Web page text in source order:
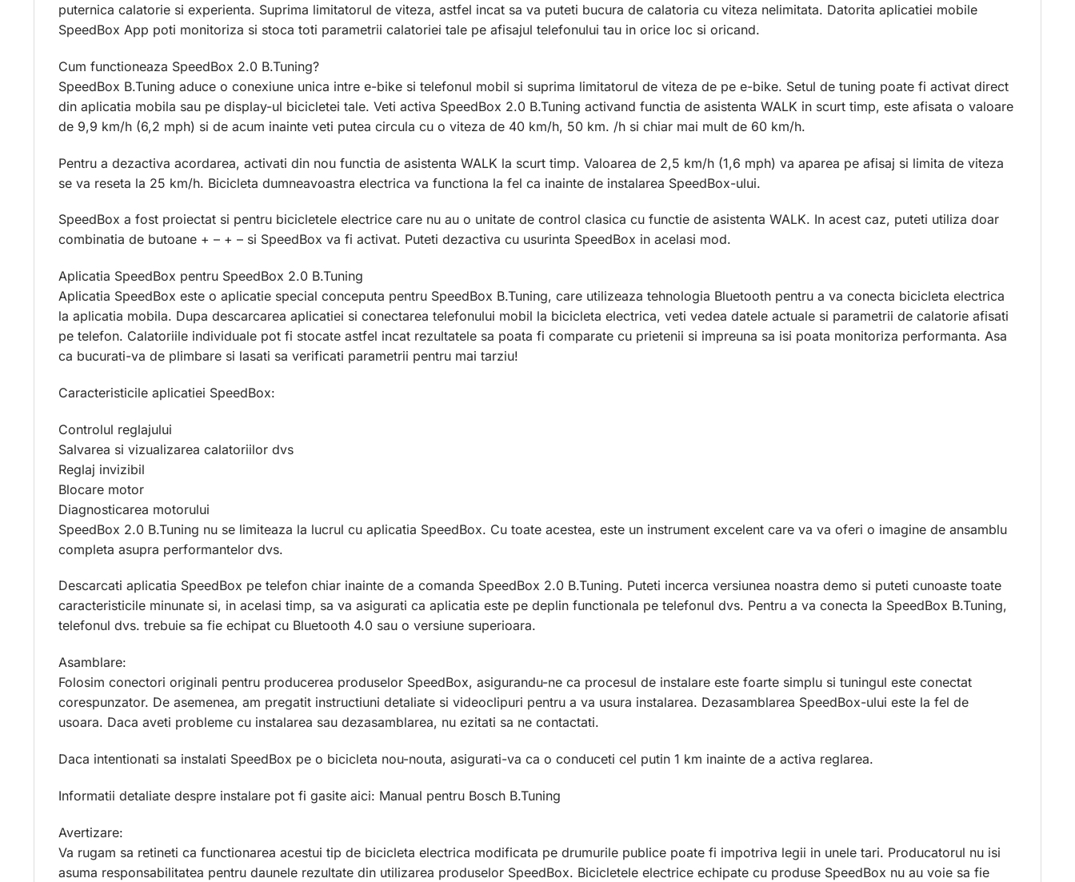
puternica calatorie si experienta. Suprima limitatorul de viteza, astfel incat sa va puteti bucura de calatoria cu viteza nelimitata. Datorita aplicatiei mobile
SpeedBox App poti monitoriza si stoca toti parametrii calatoriei tale pe afisajul telefonului tau in orice loc si oricand.
Cum functioneaza SpeedBox 2.0 B.Tuning?
SpeedBox B.Tuning aduce o conexiune unica intre e-bike si telefonul mobil si suprima limitatorul de viteza de pe e-bike. Setul de tuning poate fi activat direct
din aplicatia mobila sau pe display-ul bicicletei tale. Veti activa SpeedBox 2.0 B.Tuning activand functia de asistenta WALK in scurt timp, este afisata o valoare
de 9,9 km/h (6,2 mph) si de acum inainte veti putea circula cu o viteza de 40 km/h, 50 km. /h si chiar mai mult de 60 km/h.
Pentru a dezactiva acordarea, activati din nou functia de asistenta WALK la scurt timp. Valoarea de 2,5 km/h (1,6 mph) va aparea pe afisaj si limita de viteza
se va reseta la 25 km/h. Bicicleta dumneavoastra electrica va functiona la fel ca inainte de instalarea SpeedBox-ului.
SpeedBox a fost proiectat si pentru bicicletele electrice care nu au o unitate de control clasica cu functie de asistenta WALK. In acest caz, puteti utiliza doar
combinatia de butoane + – + – si SpeedBox va fi activat. Puteti dezactiva cu usurinta SpeedBox in acelasi mod.
Aplicatia SpeedBox pentru SpeedBox 2.0 B.Tuning
Aplicatia SpeedBox este o aplicatie special conceputa pentru SpeedBox B.Tuning, care utilizeaza tehnologia Bluetooth pentru a va conecta bicicleta electrica
la aplicatia mobila. Dupa descarcarea aplicatiei si conectarea telefonului mobil la bicicleta electrica, veti vedea datele actuale si parametrii de calatorie afisati
pe telefon. Calatoriile individuale pot fi stocate astfel incat rezultatele sa poata fi comparate cu prietenii si impreuna sa isi poata monitoriza performanta. Asa
ca bucurati-va de plimbare si lasati sa verificati parametrii pentru mai tarziu!
Caracteristicile aplicatiei SpeedBox:
Controlul reglajului
Salvarea si vizualizarea calatoriilor dvs
Reglaj invizibil
Blocare motor
Diagnosticarea motorului
SpeedBox 2.0 B.Tuning nu se limiteaza la lucrul cu aplicatia SpeedBox. Cu toate acestea, este un instrument excelent care va va oferi o imagine de ansamblu
completa asupra performantelor dvs.
Descarcati aplicatia SpeedBox pe telefon chiar inainte de a comanda SpeedBox 2.0 B.Tuning. Puteti incerca versiunea noastra demo si puteti cunoaste toate
caracteristicile minunate si, in acelasi timp, sa va asigurati ca aplicatia este pe deplin functionala pe telefonul dvs. Pentru a va conecta la SpeedBox B.Tuning,
telefonul dvs. trebuie sa fie echipat cu Bluetooth 4.0 sau o versiune superioara.
Asamblare:
Folosim conectori originali pentru producerea produselor SpeedBox, asigurandu-ne ca procesul de instalare este foarte simplu si tuningul este conectat
corespunzator. De asemenea, am pregatit instructiuni detaliate si videoclipuri pentru a va usura instalarea. Dezasamblarea SpeedBox-ului este la fel de
usoara. Daca aveti probleme cu instalarea sau dezasamblarea, nu ezitati sa ne contactati.
Daca intentionati sa instalati SpeedBox pe o bicicleta nou-nouta, asigurati-va ca o conduceti cel putin 1 km inainte de a activa reglarea.
Informatii detaliate despre instalare pot fi gasite aici: Manual pentru Bosch B.Tuning
Avertizare:
Va rugam sa retineti ca functionarea acestui tip de bicicleta electrica modificata pe drumurile publice poate fi impotriva legii in unele tari. Producatorul nu isi
asuma responsabilitatea pentru daunele rezultate din utilizarea produselor SpeedBox. Bicicletele electrice echipate cu produse SpeedBox nu au voie sa fie